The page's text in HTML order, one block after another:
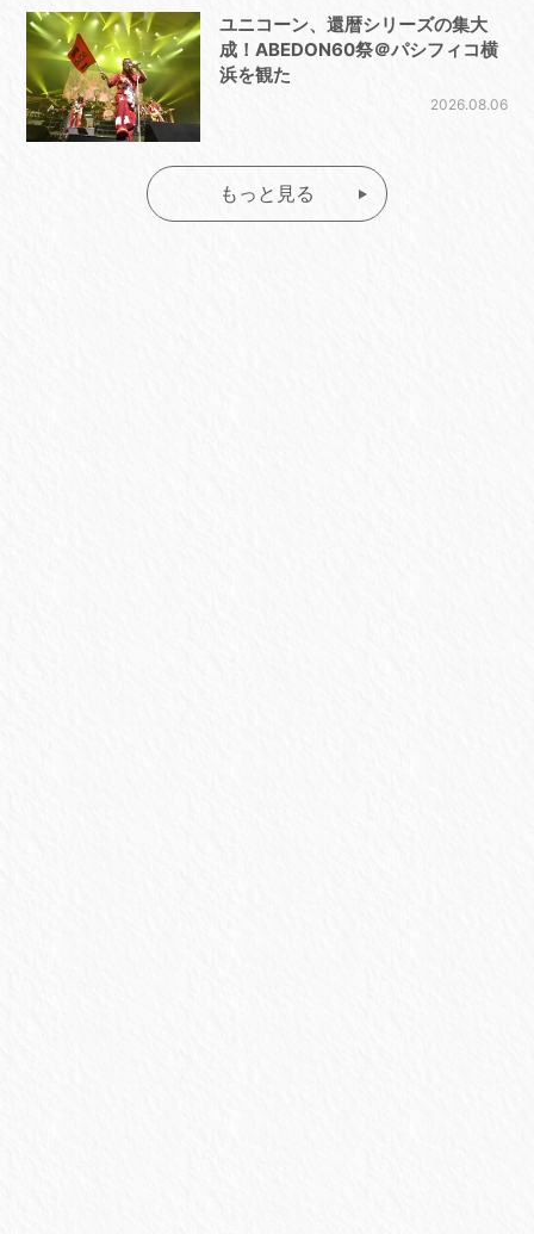
ユニコーン、還暦シリーズの集大
成！ABEDON60祭＠パシフィコ横
浜を観た
2026.08.06
もっと見る